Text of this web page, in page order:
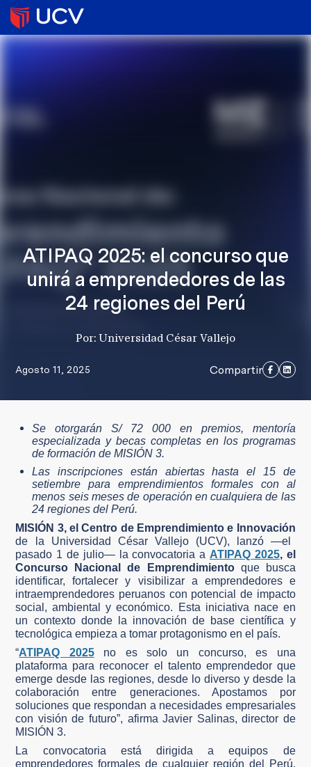
ATIPAQ 2025: el concurso que
unirá a emprendedores de las
24 regiones del Perú
Por: Universidad César Vallejo
Agosto 11, 2025 Compartir
Se otorgarán S/ 72 000 en premios, mentoría
especializada y becas completas en los programas
de formación de MISIÓN 3.
Las inscripciones están abiertas hasta el 15 de
setiembre para emprendimientos formales con al
menos seis meses de operación en cualquiera de las
24 regiones del Perú.
MISIÓN 3, el Centro de Emprendimiento e Innovación
de la Universidad César Vallejo (UCV), lanzó —el
pasado 1 de julio— la convocatoria a ATIPAQ 2025, el
Concurso Nacional de Emprendimientoque busca
identificar, fortalecer y visibilizar a emprendedores e
intraemprendedores peruanos con potencial de impacto
social, ambiental y económico. Esta iniciativa nace en
un contexto donde la innovación de base científica y
tecnológica empieza a tomar protagonismo en el país.
“ATIPAQ 2025no es solo un concurso, es una
plataforma para reconocer el talento emprendedor que
emerge desde las regiones, desde lo diverso y desde la
colaboración entre generaciones. Apostamos por
soluciones que respondan a necesidades empresariales
con visión de futuro”, afirma Javier Salinas, director de
MISIÓN 3.
La convocatoria está dirigida a equipos de
emprendedores formales de cualquier región del Perú.